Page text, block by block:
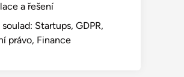
a řešení
Startups, GDPR,
právo, Finance